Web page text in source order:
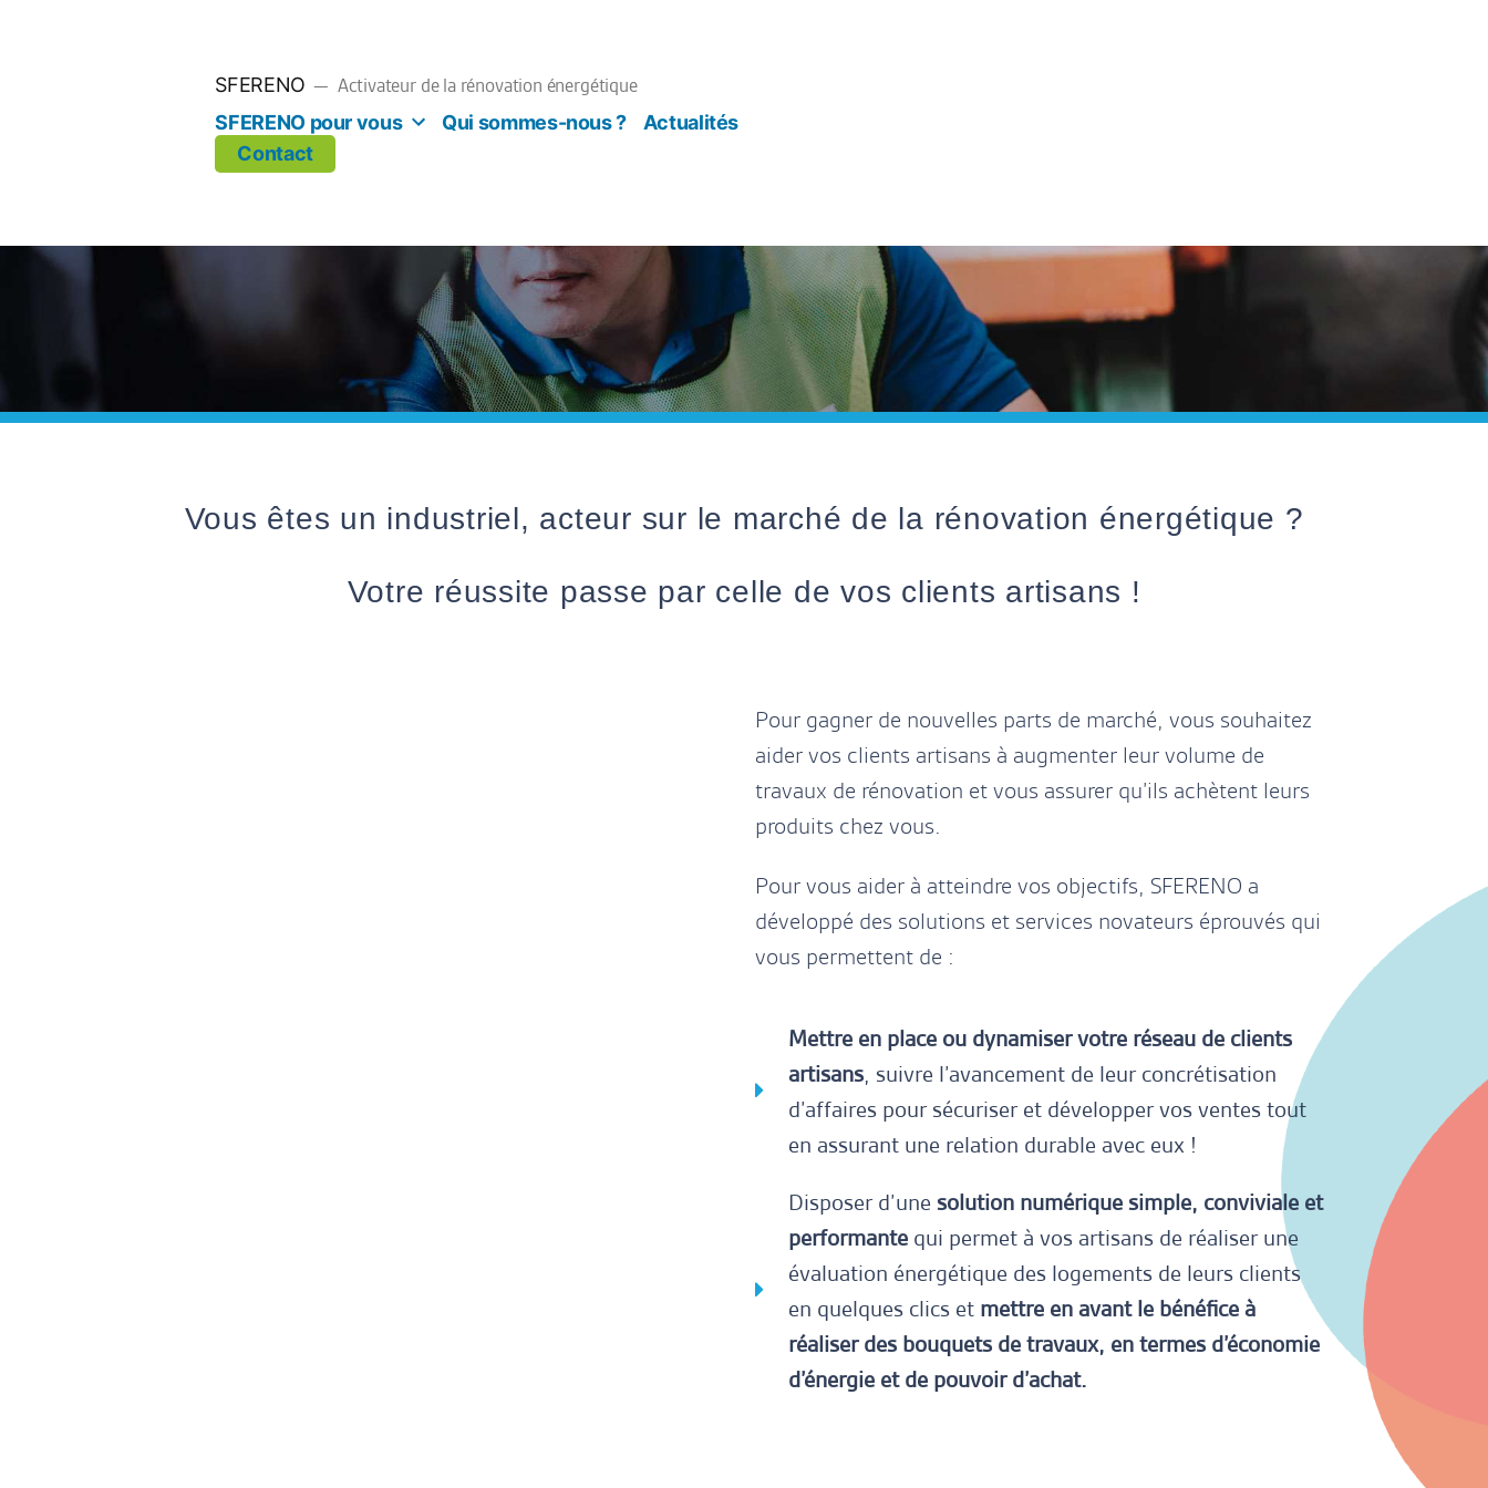
SFERENO Activateur de la rénovation énergétique
SFERENO pour vous Qui sommes-nous ?
Actualités
Contact
Vous êtes un industriel, acteur sur le marché de la rénovation énergétique ?
Votre réussite passe par celle de vos clients artisans !
Pour gagner de nouvelles parts de marché, vous souhaitez
aider vos clients artisans à augmenter leur volume de
travaux de rénovation et vous assurer qu’ils achètent leurs
produits chez vous.
Pour vous aider à atteindre vos objectifs, SFERENO a
développé des solutions et services novateurs éprouvés qui
vous permettent de :
Mettre en place ou dynamiser votre réseau de clients
artisans , suivre l’avancement de leur concrétisation
d’affaires pour sécuriser et développer vos ventes tout
en assurant une relation durable avec eux !
Disposer d’une solution numérique simple, conviviale et
performante qui permet à vos artisans de réaliser une
évaluation énergétique des logements de leurs clients
en quelques clics et mettre en avant le bénéfice à
réaliser des bouquets de travaux, en termes d’économie
d’énergie et de pouvoir d’achat.